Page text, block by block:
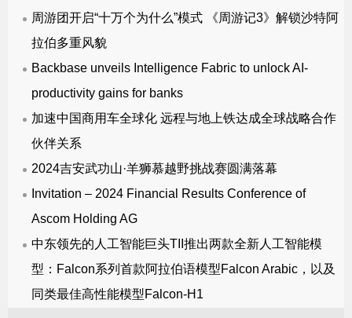
周游团开启“十万个为什么”模式 《周游记3》解锁沙特阿
拉伯多重风貌
Backbase unveils Intelligence Fabric to unlock AI-
productivity gains for banks
加速中国商用车全球化 远程与地上铁达成全球战略合作
伙伴关系
2024吉安武功山·羊狮慕越野挑战赛圆满落幕
Invitation – 2024 Financial Results Conference of
Ascom Holding AG
中东领先的人工智能巨头TII推出两款全新人工智能模
型：Falcon系列首款阿拉伯语模型Falcon Arabic，以及
同类最佳高性能模型Falcon-H1